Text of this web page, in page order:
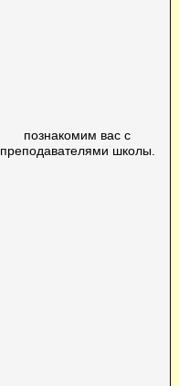
познакомим вас с
преподавателями школы.